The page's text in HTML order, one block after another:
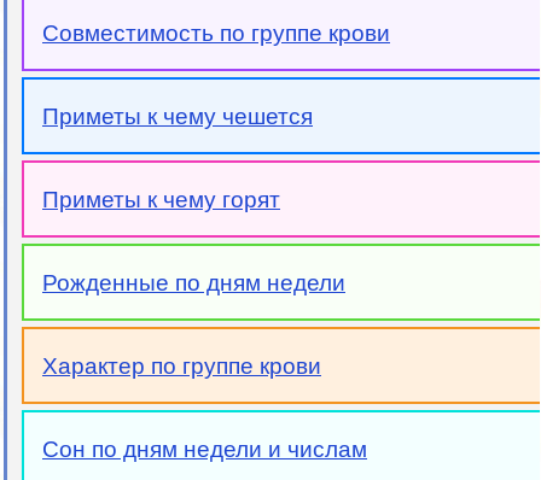
Совместимость по группе крови
Приметы к чему чешется
Приметы к чему горят
Рожденные по дням недели
Характер по группе крови
Сон по дням недели и числам